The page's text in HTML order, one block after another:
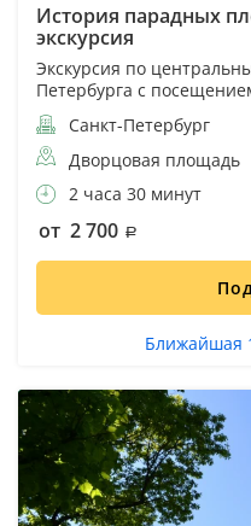
История парадных
экскурсия
Экскурсия по
Петербурга с
Санкт-Петербург
Дворцовая площадь
2 часа 30 минут
от 2 700
Ближайшая